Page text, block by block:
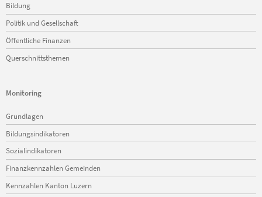
Bildung
Politik und Gesellschaft
Öffentliche Finanzen
Querschnittsthemen
Monitoring
Navigation
überspringen
Grundlagen
Bildungsindikatoren
Sozialindikatoren
Finanzkennzahlen Gemeinden
Kennzahlen Kanton Luzern